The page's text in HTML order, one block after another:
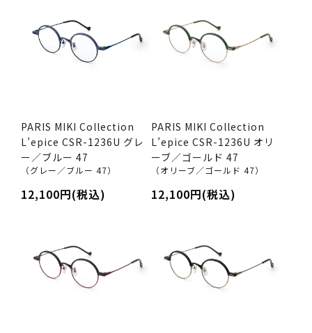
PARIS MIKI Collection
L’epice CSR-1236U グレ
ー／ブルー 47
（グレー／ブルー 47）
12,100円(税込)
PARIS MIKI Collection
L’epice CSR-1236U オリ
ーブ／ゴールド 47
（オリーブ／ゴールド 47）
12,100円(税込)